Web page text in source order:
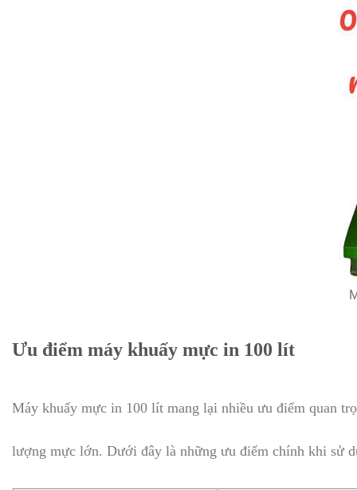
Ưu điểm máy khuấy mực in 100 lít
Máy khuấy mực in 100 lít mang lại nhiều ưu điểm quan
lượng mực lớn. Dưới đây là những ưu điểm chính khi sử